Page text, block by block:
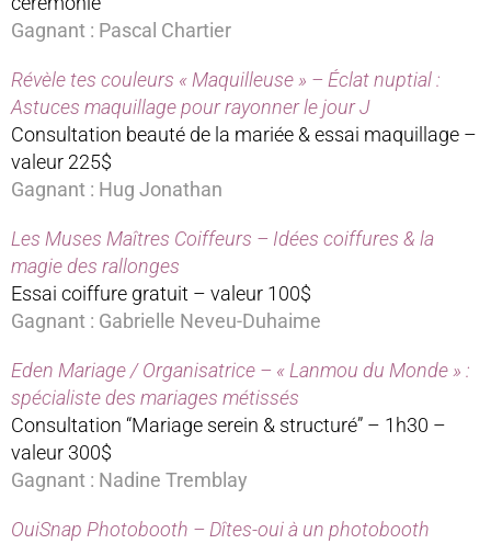
Gagnant : Pascal Chartier
Révèle tes couleurs « Maquilleuse » – Éclat nuptial :
Astuces maquillage pour rayonner le jour J
Consultation beauté de la mariée & essai maquillage –
valeur 225$
Gagnant : Hug Jonathan
Les Muses Maîtres Coiffeurs – Idées coiffures & la
magie des rallonges
Essai coiffure gratuit – valeur 100$
Gagnant : Gabrielle Neveu-Duhaime
Eden Mariage / Organisatrice – « Lanmou du Monde » :
spécialiste des mariages métissés
Consultation “Mariage serein & structuré” – 1h30 –
valeur 300$
Gagnant : Nadine Tremblay
OuiSnap Photobooth – Dîtes-oui à un photobooth